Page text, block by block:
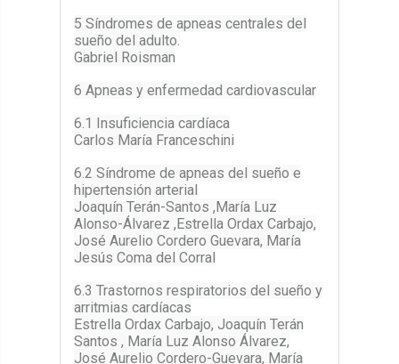
5 Síndromes de apneas centrales del
sueño del adulto.
Gabriel Roisman
6 Apneas y enfermedad cardiovascular
6.1 Insuficiencia cardíaca
Carlos María Franceschini
6.2 Síndrome de apneas del sueño e
hipertensión arterial
Joaquín Terán-Santos ,María Luz
Alonso-Álvarez ,Estrella Ordax Carbajo,
José Aurelio Cordero Guevara, María
Jesús Coma del Corral
6.3 Trastornos respiratorios del sueño y
arritmias cardíacas
Estrella Ordax Carbajo, Joaquín Terán
Santos , María Luz Alonso Álvarez,
José Aurelio Cordero-Guevara, María